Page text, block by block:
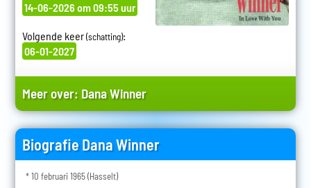
14-06-2026 om 09:55 uur
Volgende keer(schatting):
06-01-2027
Meer over: Dana Winner
Biografie Dana Winner
* 10 februari 1965 (Hasselt)